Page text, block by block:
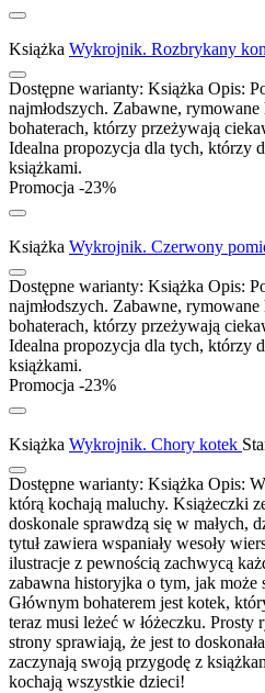
Książka Wykrojnik. Rozbrykany
Dostępne warianty: Książka Opis:
najmłodszych. Zabawne,
bohaterach, którzy przeżywają
Idealna propozycja dla tych, którzy
książkami.
Promocja -23%
Książka Wykrojnik. Czerwony
Dostępne warianty: Książka Opis:
najmłodszych. Zabawne,
bohaterach, którzy przeżywają
Idealna propozycja dla tych, którzy
książkami.
Promocja -23%
Książka Wykrojnik. Chory kotek
Dostępne warianty: Książka Opis:
którą kochają maluchy. Książeczki
doskonale sprawdzą się w małych,
tytuł zawiera wspaniały wesoły
ilustracje z pewnością zachwycą
zabawna historyjka o tym, jak może
Głównym bohaterem jest kotek,
teraz musi leżeć w łóżeczku.
strony sprawiają, że jest to
zaczynają swoją przygodę z
kochają wszystkie dzieci!